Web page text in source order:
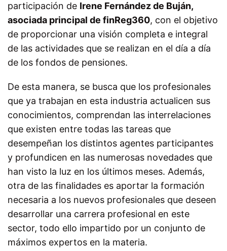
participación de Irene Fernández de Buján,
asociada principal de finReg360, con el objetivo
de proporcionar una visión completa e integral
de las actividades que se realizan en el día a día
de los fondos de pensiones.
De esta manera, se busca que los profesionales
que ya trabajan en esta industria actualicen sus
conocimientos, comprendan las interrelaciones
que existen entre todas las tareas que
desempeñan los distintos agentes participantes
y profundicen en las numerosas novedades que
han visto la luz en los últimos meses. Además,
otra de las finalidades es aportar la formación
necesaria a los nuevos profesionales que deseen
desarrollar una carrera profesional en este
sector, todo ello impartido por un conjunto de
máximos expertos en la materia.